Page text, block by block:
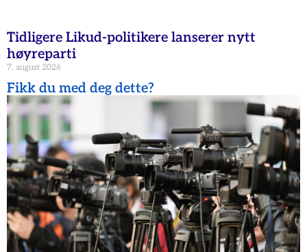
Tidligere Likud-politikere lanserer nytt
høyreparti
7. august 2026
Fikk du med deg dette?